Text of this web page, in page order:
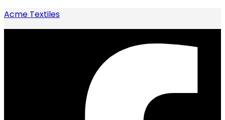
Acme Textiles